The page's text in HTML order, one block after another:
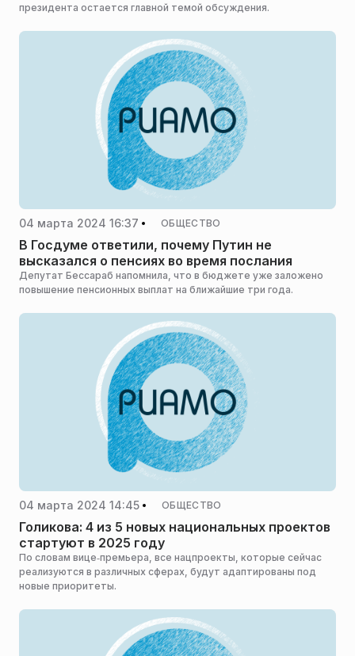
президента остается главной темой обсуждения.
04 марта 2024 16:37 ОБЩЕСТВО
В Госдуме ответили, почему Путин не
высказался о пенсиях во время послания
Депутат Бессараб напомнила, что в бюджете уже заложено
повышение пенсионных выплат на ближайшие три года.
04 марта 2024 14:45 ОБЩЕСТВО
Голикова: 4 из 5 новых национальных проектов
стартуют в 2025 году
По словам вице‑премьера, все нацпроекты, которые сейчас
реализуются в различных сферах, будут адаптированы под
новые приоритеты.